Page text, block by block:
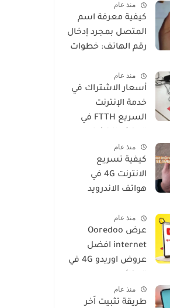
منذ عام
كيفية معرفة اسم
المتصل بمجرد إدخال
رقم الهاتف: خطوات
منذ عام
أسعار الاشتراك في
خدمة الإنترنت
السريع FTTH في
عروض IDOOM Fibre
منذ عام
كيفية تسريع
الانترنت 4G في
هواتف الاندرويد
اوريدومنذ عام
عرض Ooredoo
internet افضل
عروض اوريدو 4G في
منذ عام
طريقة تثبيت اَخر